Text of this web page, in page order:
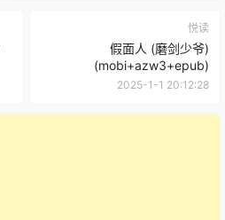
悦读
假面人 (磨剑少爷)
(mobi+azw3+epub)
2025-1-1 20:12:28